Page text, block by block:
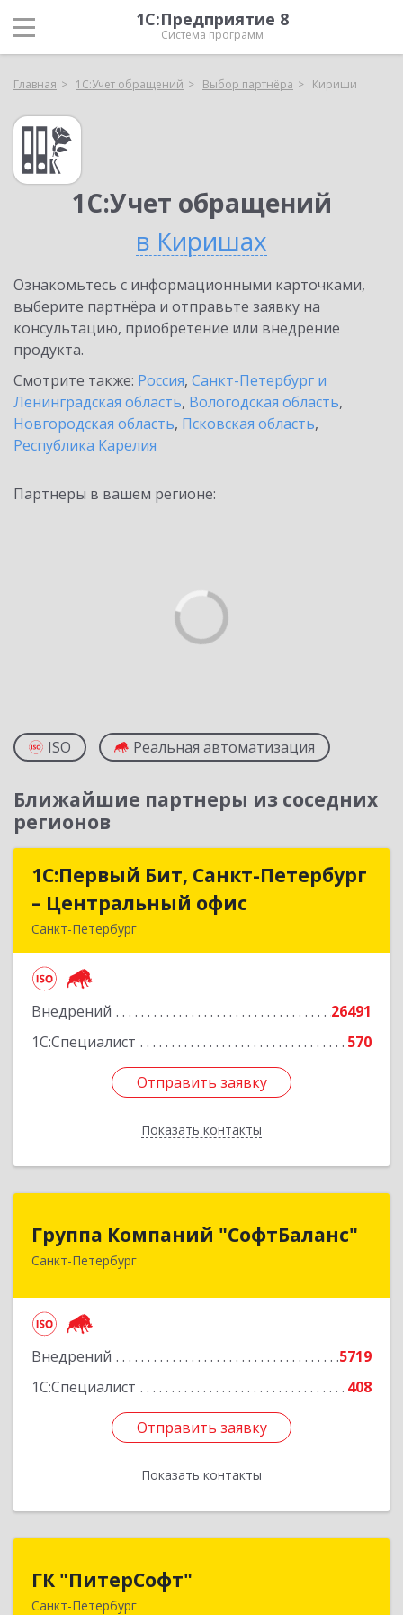
1С:Предприятие 8
Система программ
Главная 1С:Учет обращений Выбор партнёра Кириши
1С:Учет обращений
в Киришах
Ознакомьтесь с информационными карточками,
выберите партнёра и отправьте заявку на
консультацию, приобретение или внедрение
продукта.
Смотрите также: Россия, Санкт-Петербург и
Ленинградская область, Вологодская область,
Новгородская область, Псковская область,
Республика Карелия
Партнеры в вашем регионе:
ISO Реальная автоматизация
Ближайшие партнеры из соседних
регионов
1С:Первый Бит, Санкт-Петербург
– Центральный офис
Санкт-Петербург
Внедрений
26491
1С:Специалист
570
Отправить заявку
Показать контакты
1С:Первый Бит, Санкт-Петербург
– Центральный офис
Отправить заявку
Назад
Группа Компаний "СофтБаланс"
Санкт-Петербург
Внедрений
5719
1С:Специалист
408
Отправить заявку
Показать контакты
Группа Компаний "СофтБаланс"
195112, Санкт-Петербург г, Заневский пр-кт,
Отправить заявку
Назад
ГК "ПитерСофт"
Санкт-Петербург197136, Санкт-Петербург г, Всеволода